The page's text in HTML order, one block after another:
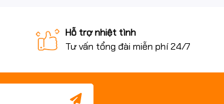
Hỗ trợ nhiệt tình
Tư vấn tổng đài miễn phí 24/7